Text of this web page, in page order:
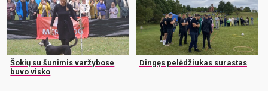
Šokių su šunimis varžybose
buvo visko
Dingęs pelėdžiukas surastas